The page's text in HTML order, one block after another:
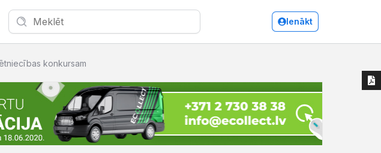
Ienākt
konkursam